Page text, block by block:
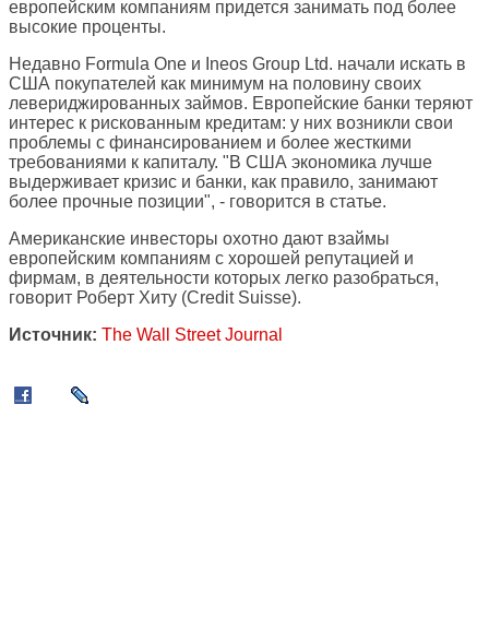
европейским компаниям придется занимать под более
высокие проценты.
Недавно Formula One и Ineos Group Ltd. начали искать в
США покупателей как минимум на половину своих
левериджированных займов. Европейские банки теряют
интерес к рискованным кредитам: у них возникли свои
проблемы с финансированием и более жесткими
требованиями к капиталу. "В США экономика лучше
выдерживает кризис и банки, как правило, занимают
более прочные позиции", - говорится в статье.
Американские инвесторы охотно дают взаймы
европейским компаниям с хорошей репутацией и
фирмам, в деятельности которых легко разобраться,
говорит Роберт Хиту (Credit Suisse).
Источник: The Wall Street Journal